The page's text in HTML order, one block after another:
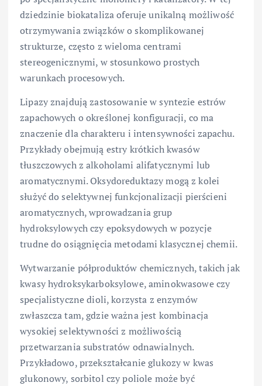
dziedzinie biokataliza oferuje unikalną możliwość
otrzymywania związków o skomplikowanej
strukturze, często z wieloma centrami
stereogenicznymi, w stosunkowo prostych
warunkach procesowych.
Lipazy znajdują zastosowanie w syntezie estrów
zapachowych o określonej konfiguracji, co ma
znaczenie dla charakteru i intensywności zapachu.
Przykłady obejmują estry krótkich kwasów
tłuszczowych z alkoholami alifatycznymi lub
aromatycznymi. Oksydoreduktazy mogą z kolei
służyć do selektywnej funkcjonalizacji pierścieni
aromatycznych, wprowadzania grup
hydroksylowych czy epoksydowych w pozycje
trudne do osiągnięcia metodami klasycznej chemii.
Wytwarzanie półproduktów chemicznych, takich jak
kwasy hydroksykarboksylowe, aminokwasowe czy
specjalistyczne dioli, korzysta z enzymów
zwłaszcza tam, gdzie ważna jest kombinacja
wysokiej selektywności z możliwością
przetwarzania substratów odnawialnych.
Przykładowo, przekształcanie glukozy w kwas
glukonowy, sorbitol czy poliole może być